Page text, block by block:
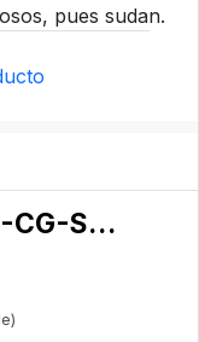
pues sudan.
Hyperx ‎HHSC2-CG-SL/G